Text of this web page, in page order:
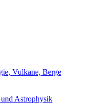
Vulkane, Berge
Astrophysik